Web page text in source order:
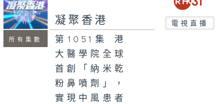
seconds
所有集數
凝聚香港 電視直播
第1051集 港
大醫學院全球
首創「納米乾
粉鼻噴劑」，
實現中風患者